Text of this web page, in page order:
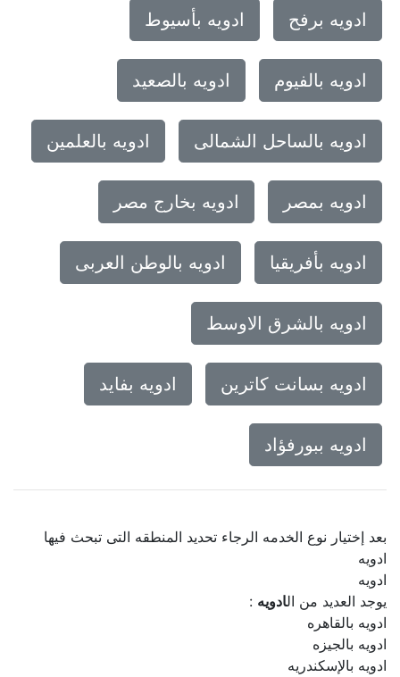
ادويه برفح ادويه بأسيوط
ادويه بالفيوم ادويه بالصعيد
ادويه بالساحل الشمالى ادويه بالعلمين
ادويه بمصر ادويه بخارج مصر
ادويه بأفريقيا ادويه بالوطن العربى
ادويه بالشرق الاوسط
ادويه بسانت كاترين ادويه بفايد
ادويه ببورفؤاد
بعد إختيار نوع الخدمه الرجاء تحديد المنطقه التى تبحث فيها
ادويه
ادويه
يوجد العديد من ال ادويه:
ادويه بالقاهره
ادويه بالجيزه
ادويه بالإسكندريه